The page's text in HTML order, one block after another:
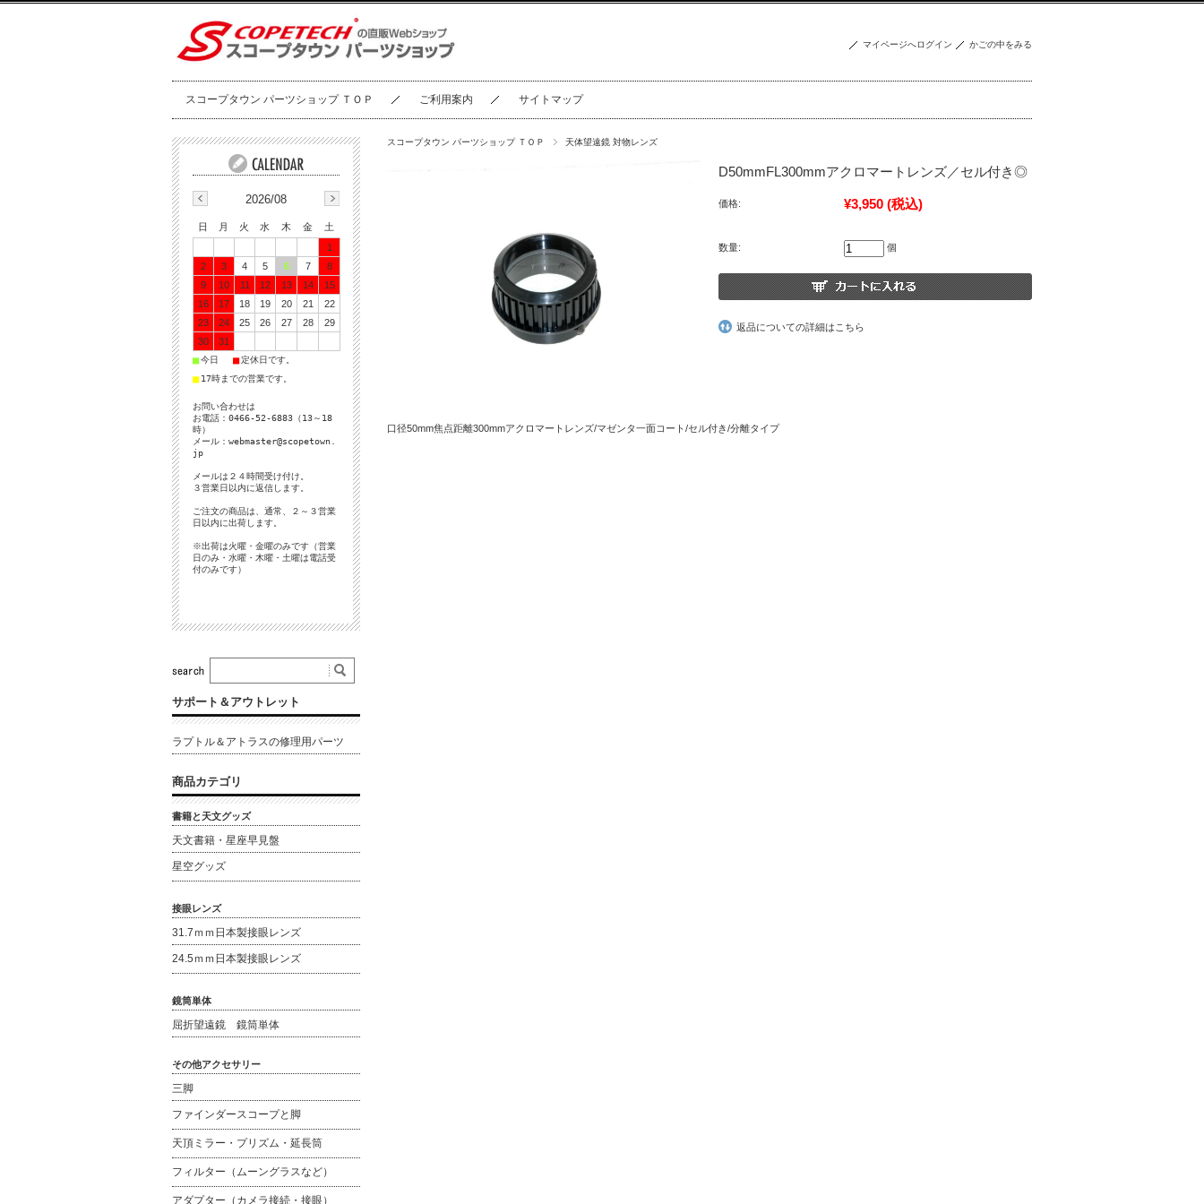
マイページへログイン かごの中をみる
スコープタウン パーツショップ ＴＯＰ ご利用案内 サイトマップ
スコープタウン パーツショップ ＴＯＰ 天体望遠鏡 対物レンズ
D50mmFL300mmアクロマートレンズ／セル付き◎
価格: ¥3,950 (税込)
数量: 個
返品についての詳細はこちら
口径50mm焦点距離300mmアクロマートレンズ/マゼンタ一面コート/セル付き/分離タイプ
2026/08
日 月 火 水 木 金
土
1
2
3 4 5 6 7
8
9
10 11 12 13 14
15
16
17 18 19 20 21
22
23
24 25 26 27 28
29
30
31
■今日 ■定休日です。
■ 17時までの営業です。
お問い合わせは
お電話：0466-52-6883（13～18
時）
メール： webmaster@scopetown.
jp
メールは２４時間受け付け。
３営業日以内に返信します。
ご注文の商品は、通常、２～３営業
日以内に出荷します。
※出荷は火曜・金曜のみです（営業
日のみ・水曜・木曜・土曜は電話受
付のみです）
サポート＆アウトレット
ラプトル＆アトラスの修理用パーツ
商品カテゴリ
書籍と天文グッズ
天文書籍・星座早見盤
星空グッズ
接眼レンズ
31.7ｍｍ日本製接眼レンズ
24.5ｍｍ日本製接眼レンズ
鏡筒単体
屈折望遠鏡 鏡筒単体
その他アクセサリー
三脚
ファインダースコープと脚
天頂ミラー・プリズム・延長筒
フィルター（ムーングラスなど）
アダプター（カメラ接続・接眼）